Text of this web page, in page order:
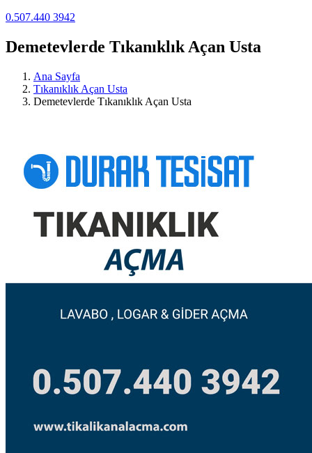
0.507.440 3942
Demetevlerde Tıkanıklık Açan Usta
Ana Sayfa
Tıkanıklık Açan Usta
Demetevlerde Tıkanıklık Açan Usta